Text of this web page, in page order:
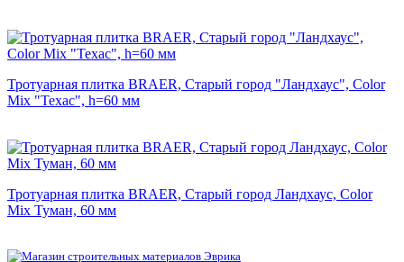
Тротуарная плитка BRAER, Старый город "Ландхаус", Color
Mix "Техас", h=60 мм
Тротуарная плитка BRAER, Старый город Ландхаус, Color
Mix Туман, 60 мм